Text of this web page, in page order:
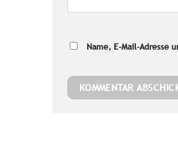
Name, E-Mail-Adresse